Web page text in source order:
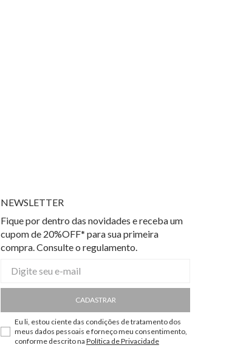
NEWSLETTER
Fique por dentro das novidades e receba um
cupom de 20%OFF* para sua primeira
compra. Consulte o regulamento.
CADASTRAR
Eu li, estou ciente das condições de tratamento dos
meus dados pessoais e forneço meu consentimento,
conforme descrito na Política de Privacidade